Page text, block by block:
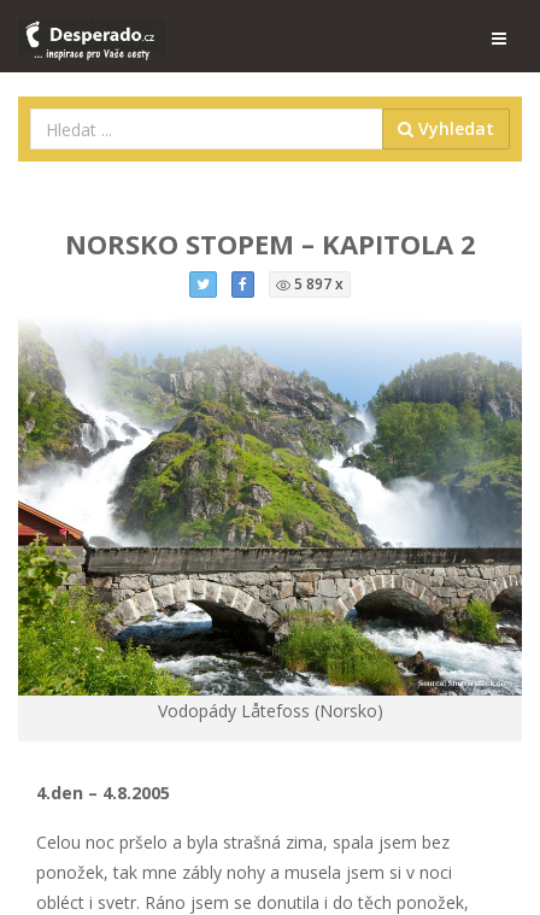
Vyhledat
NORSKO STOPEM – KAPITOLA 2
5 897 x
Vodopády Låtefoss (Norsko)
4.den – 4.8.2005
Celou noc pršelo a byla strašná zima, spala jsem bez
ponožek, tak mne zábly nohy a musela jsem si v noci
obléct i svetr. Ráno jsem se donutila i do těch ponožek,